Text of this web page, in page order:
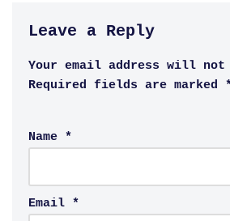
Leave a Reply
Your email address will not
Required fields are marked
Name *
Email *